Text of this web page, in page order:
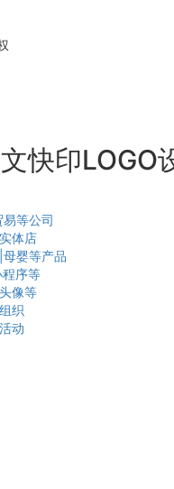
快印LOGO
等公司
体店
婴等产品
序等
像等
织
动